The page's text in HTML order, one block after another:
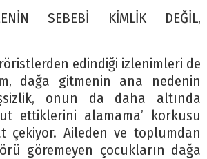
SEBEBİ KİMLİK DEĞİL,
edindiği izlenimleri de
dağa gitmenin ana nedenin
onun da daha altında
ettiklerini alamama’ korkusu
çekiyor. Aileden ve toplumdan
göremeyen çocukların dağa